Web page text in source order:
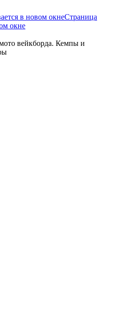
в новом окнеСтраница
окне
вейкборда. Кемпы и